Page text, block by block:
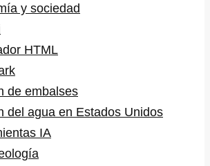
y sociedad
HTML
de embalses
del agua en Estados Unidos
IA